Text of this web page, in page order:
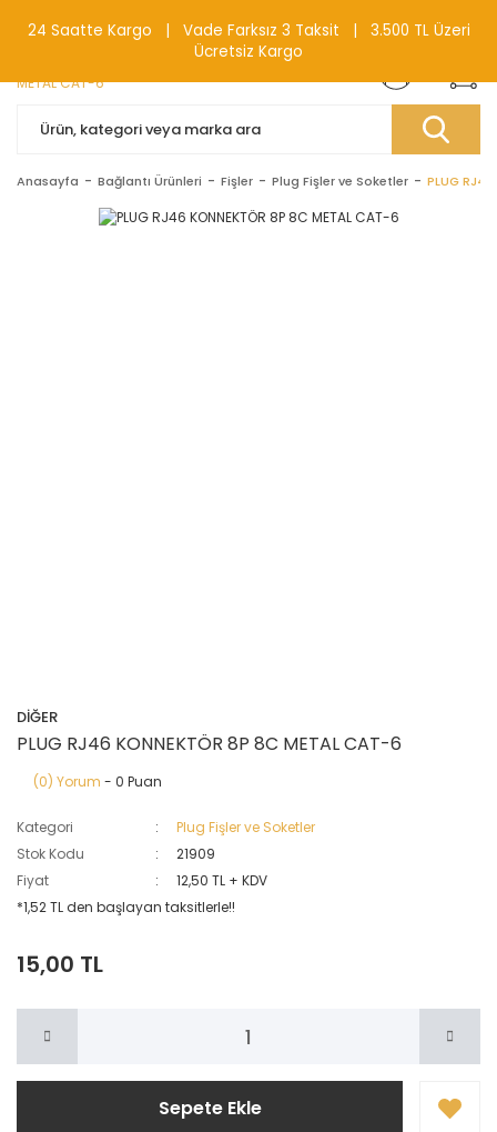
0(212) 240 87 88
Anasayfa Bağlantı Ürünleri Fişler Plug Fişler ve Soketler PLUG
DİĞER
PLUG RJ46 KONNEKTÖR 8P 8C METAL CAT-6
(0) Yorum - 0 Puan
Kategori
Plug Fişler ve Soketler
Stok Kodu
21909
Fiyat
12,50 TL + KDV
*1,52 TL den başlayan taksitlerle!!
15,00 TL
Sepete Ekle
24 Saatte Kargo | Vade Farksız 3 Taksit | 3.500 TL Üzeri
Ücretsiz Kargo